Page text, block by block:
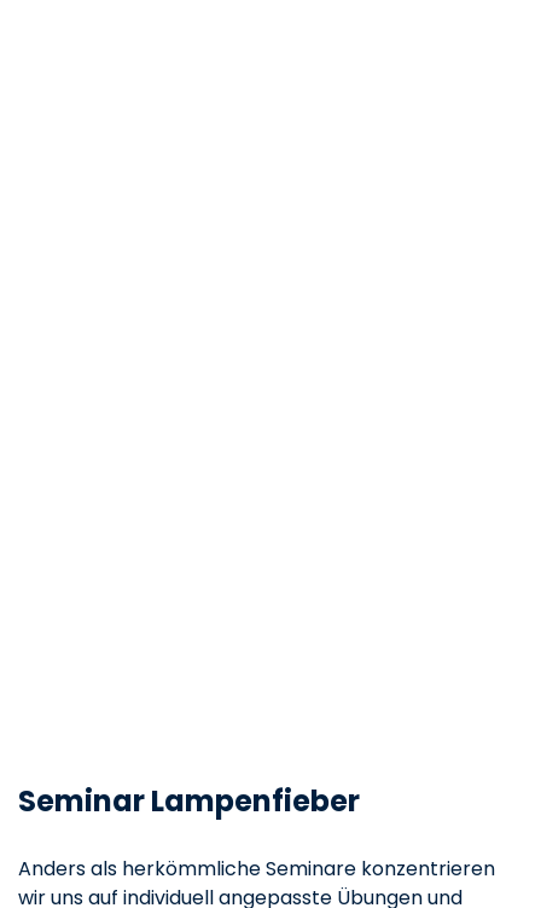
Seminar Lampenfieber
Anders als herkömmliche Seminare konzentrieren
wir uns auf individuell angepasste Übungen und